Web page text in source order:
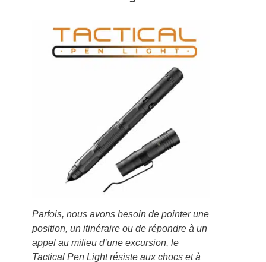
Parfois, nous avons besoin de pointer une
position, un itinéraire ou de répondre à un
appel au milieu d’une excursion, le
Tactical Pen Light résiste aux chocs et à